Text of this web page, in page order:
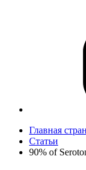
Главная
Статьи
90% of